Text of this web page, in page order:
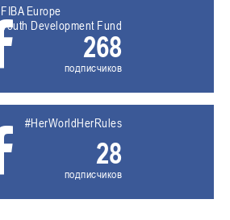
FIBA Europe
Youth Development Fund
268
подписчиков
#HerWorldHerRules
28
подписчиков